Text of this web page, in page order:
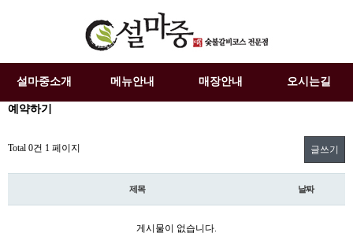
설마중소개 메뉴안내 매장안내 오시는길
예약하기
Total 0건 1 페이지 글쓰기
제목 날짜
게시물이 없습니다.